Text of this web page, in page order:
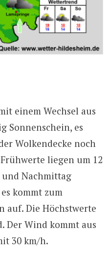
einem Wechsel aus
Sonnenschein, es
Wolkendecke noch
liegen um 12
und Nachmittag
kommt zum
auf. Die Höchstwerte
Der Wind kommt aus
30 km/h.